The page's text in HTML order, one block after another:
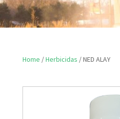
Home /Herbicidas / NED ALAY